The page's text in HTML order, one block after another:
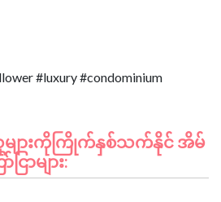
#luxury #condominium
ျားကိုကြိုက်နှစ်သက်နိုင် အိမ်
ငြာများ: